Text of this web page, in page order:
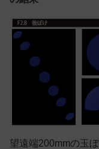
望遠端200mmの玉